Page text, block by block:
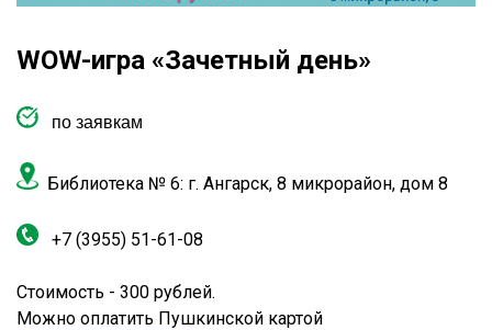
WOW-игра «Зачетный день»
по заявкам
Библиотека № 6: г. Ангарск, 8 микрорайон, дом 8
+7 (3955) 51-61-08
Стоимость - 300 рублей.
Можно оплатить Пушкинской картой